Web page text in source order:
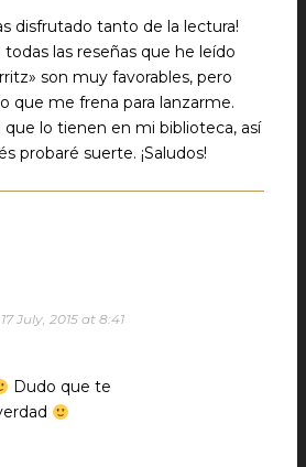
disfrutado tanto de la lectura!
las reseñas que he leído
son muy favorables, pero
que me frena para lanzarme.
lo tienen en mi biblioteca, así
probaré suerte. ¡Saludos!
17 July, 2015 at 8:41
Dudo que te